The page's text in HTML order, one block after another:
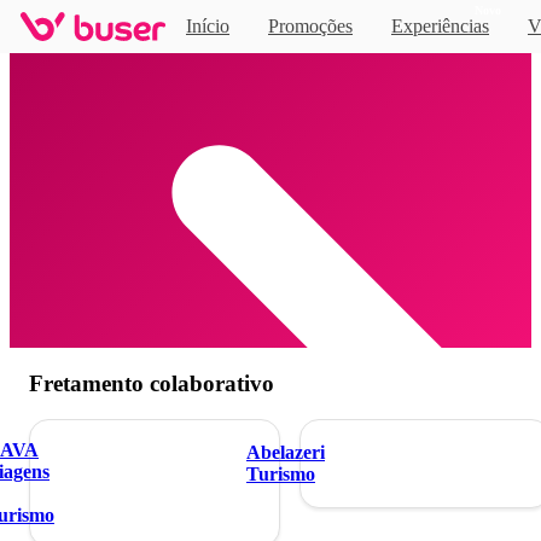
Início Promoções Experiências
Home
Fretamento colaborativo
Abelazeri
Turismo